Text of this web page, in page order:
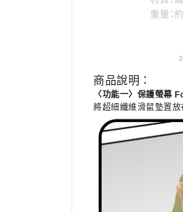
商品說明：
〈功能一〉保護螢幕
將超細纖維滑鼠墊置